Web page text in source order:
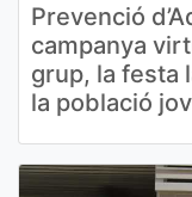
Prevenció
campanya
grup, la festa
la població